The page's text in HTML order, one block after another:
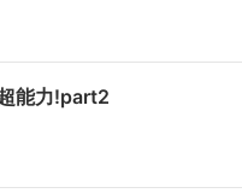
能力!part2